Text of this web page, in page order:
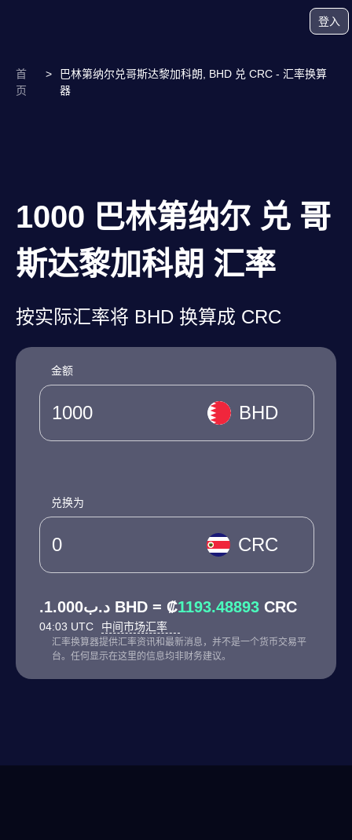
登入
首
页
>
巴林第纳尔兑哥斯达黎加科朗, BHD 兑 CRC - 汇率换算
器
1000 巴林第纳尔 兑 哥
斯达黎加科朗 汇率
按实际汇率将 BHD 换算成 CRC
金额
BHD
兑换为
CRC
.د.ب1.000 BHD = ₡1193.48893 CRC
04:03 UTC 中间市场汇率
汇率换算器提供汇率资讯和最新消息，并不是一个货币交易平
台。任何显示在这里的信息均非财务建议。